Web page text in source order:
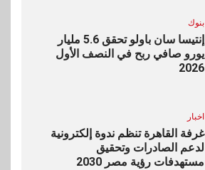
بنوك
إنتيسا سان باولو تحقق 5.6 مليار
يورو صافي ربح في النصف الأول
2026
اخبار
غرفة القاهرة تنظم ندوة إلكترونية
لدعم الصادرات وتحقيق
مستهدفات رؤية مصر 2030